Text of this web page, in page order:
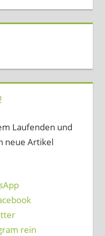
Laufenden und
neue Artikel
rein